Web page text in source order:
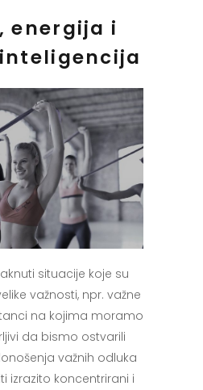
energija i
situacije koje su
važnosti, npr. važne
na kojima moramo
da bismo ostvarili
važnih odluka
izrazito koncentrirani i